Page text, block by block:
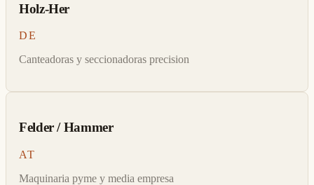
Holz-Her
DE
Canteadoras y seccionadoras precision
Felder / Hammer
AT
Maquinaria pyme y media empresa